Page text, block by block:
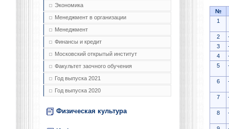
Экономика
Менеджмент в организации
Менеджмент
Финансы и кредит
Московский открытый институт
Факультет заочного обучения
Год выпуска 2021
Год выпуска 2020
Физическая культура
№
1
2
3
4
5
6
7
8